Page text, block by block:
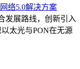
络5.0解决方案
发展路线，创新引入
太光与PON在无源